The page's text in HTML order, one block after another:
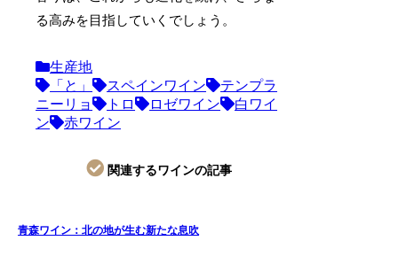
る高みを目指していくでしょう。
生産地
「と」
スペインワイン
テンプラ
ニーリョ
トロ ロゼワイン
白ワイ
ン
赤ワイン
関連するワインの記事
青森ワイン：北の地が生む新たな息吹